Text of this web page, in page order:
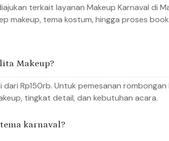
terkait layanan Makeup Karnaval di
makeup, tema kostum, hingga proses
Makeup?
Rp150rb. Untuk pemesanan
tingkat detail, dan kebutuhan acara.
karnaval?